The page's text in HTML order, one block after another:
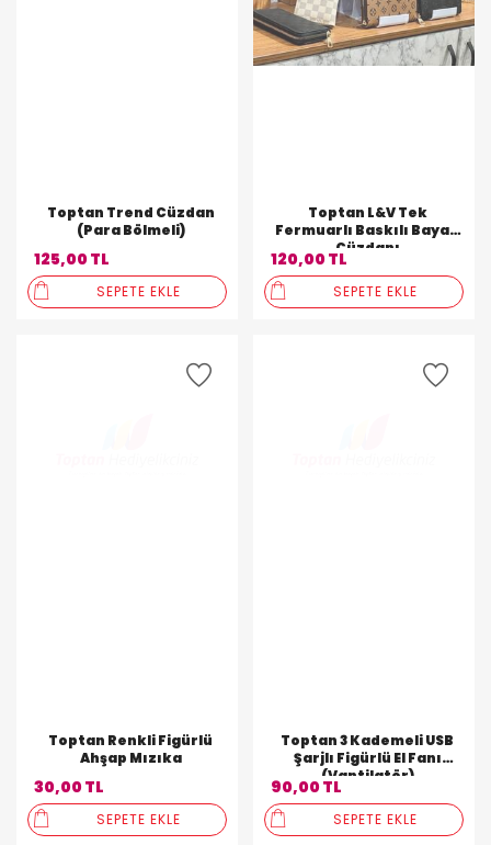
Toptan Trend Cüzdan
(Para Bölmeli)
125,00 TL
SEPETE EKLE
Toptan L&V Tek
Fermuarlı Baskılı Bayan
Cüzdanı
120,00 TL
SEPETE EKLE
Toptan Renkli Figürlü
Ahşap Mızıka
30,00 TL
SEPETE EKLE
Toptan 3 Kademeli USB
Şarjlı Figürlü El Fanı
(Vantilatör)
90,00 TL
SEPETE EKLE